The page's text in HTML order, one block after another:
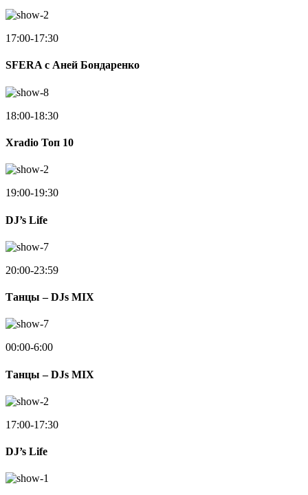
17:00-17:30
SFERA с Аней Бондаренко
18:00-18:30
Xradio Топ 10
19:00-19:30
DJ’s Life
20:00-23:59
Танцы – DJs MIX
00:00-6:00
Танцы – DJs MIX
17:00-17:30
DJ’s Life